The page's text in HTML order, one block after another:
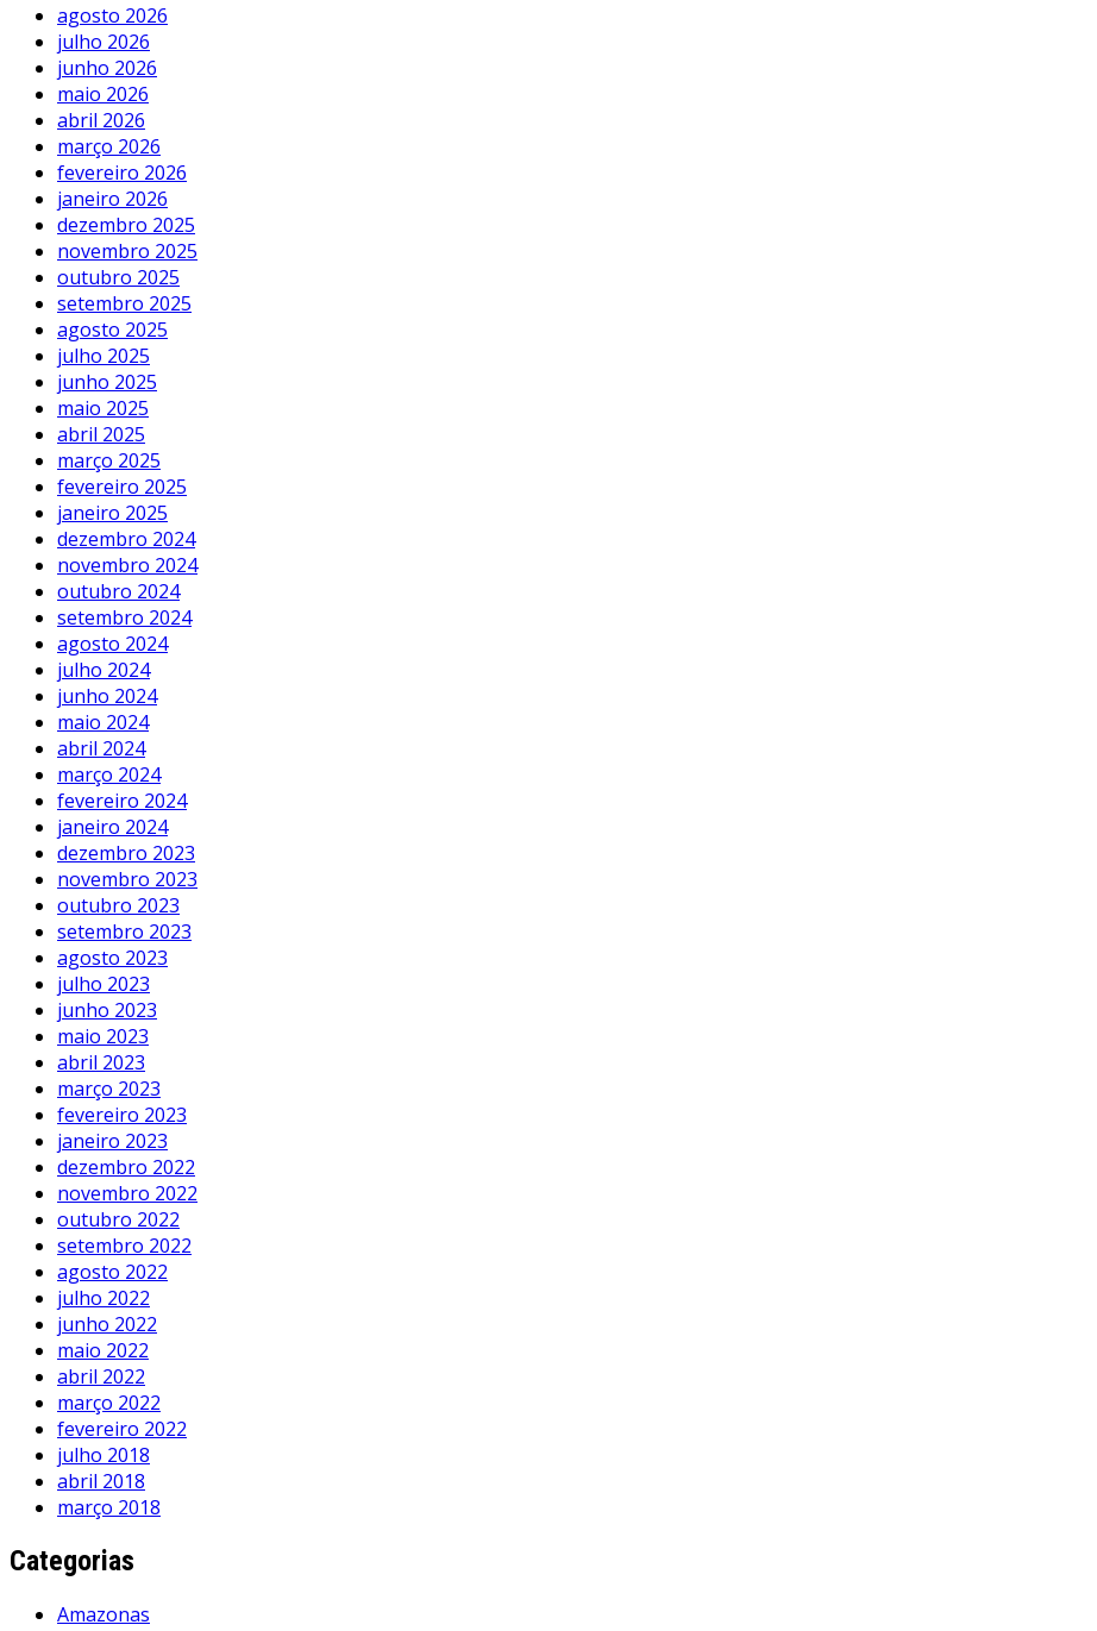
agosto 2026
julho 2026
junho 2026
maio 2026
abril 2026
março 2026
fevereiro 2026
janeiro 2026
dezembro 2025
novembro 2025
outubro 2025
setembro 2025
agosto 2025
julho 2025
junho 2025
maio 2025
abril 2025
março 2025
fevereiro 2025
janeiro 2025
dezembro 2024
novembro 2024
outubro 2024
setembro 2024
agosto 2024
julho 2024
junho 2024
maio 2024
abril 2024
março 2024
fevereiro 2024
janeiro 2024
dezembro 2023
novembro 2023
outubro 2023
setembro 2023
agosto 2023
julho 2023
junho 2023
maio 2023
abril 2023
março 2023
fevereiro 2023
janeiro 2023
dezembro 2022
novembro 2022
outubro 2022
setembro 2022
agosto 2022
julho 2022
junho 2022
maio 2022
abril 2022
março 2022
fevereiro 2022
julho 2018
abril 2018
março 2018
Categorias
Amazonas